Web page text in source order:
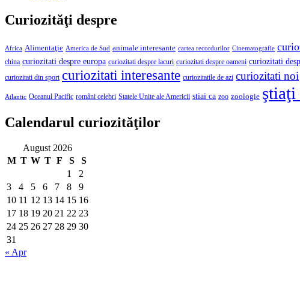
Curiozităţi despre
Africa Alimentaţie America de Sud animale interesante cartea recordurilor Cinematografie
china curiozitati despre europa curiozitati despre lacuri curiozitati despre oameni curiozitati
curiozitati din sport curiozitati interesante curiozitatile de azi curiozitati noi
Atlantic Oceanul Pacific români celebri Statele Unite ale Americii stiai ca zoo zoologie ştiaţi
Calendarul curiozităţilor
August 2026
M T W T F S
S
1
2
3
4 5 6 7 8
9
10 11 12 13 14 15 16
17 18 19 20 21 22 23
24 25 26 27 28 29 30
31
« Apr